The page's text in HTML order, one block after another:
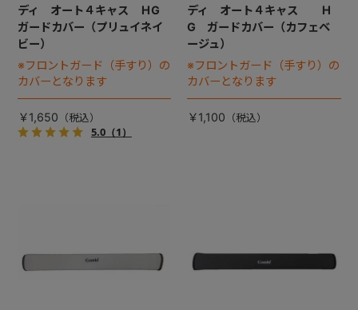
ディ オート４キャス ＨG
ガードカバー（プリュイネイ
ビー）
※フロントガード（手すり）の
カバーとなります
￥1,650
5.0（1）
ディ オート４キャス Ｈ
G ガードカバー（カフェベ
ージュ）
※フロントガード（手すり）の
カバーとなります
￥1,100